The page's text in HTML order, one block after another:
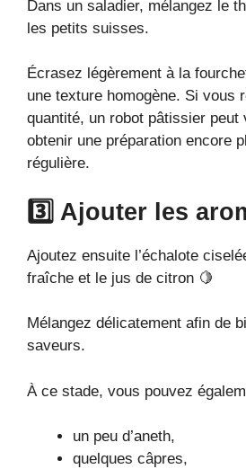
Dans un saladier, mélangez le
les petits suisses.
Écrasez légèrement à la
une texture homogène. Si vous
quantité, un robot pâtissier peut
obtenir une préparation encore
régulière.
3️⃣ Ajouter les
Ajoutez ensuite l’échalote
fraîche et le jus de citron 🍋
Mélangez délicatement afin de
saveurs.
À ce stade, vous pouvez
un peu d’aneth,
quelques câpres,